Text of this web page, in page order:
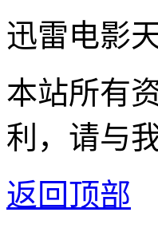
迅雷电影
本站所有
利，请与
返回顶部